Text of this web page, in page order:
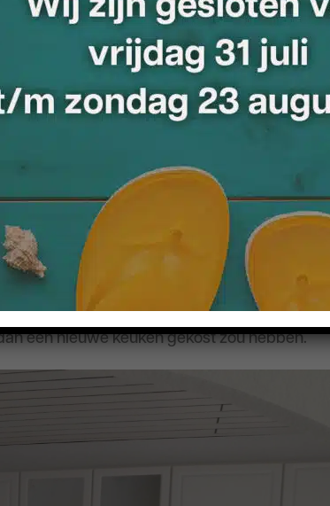
Vandaag laten we u graag een
Schuurman uit Rotterdam was aan
nieuwe keuken, of het renoveren van de
liet de keuken renoveren. Intereno
een nieuwe keuken gekost zou hebben.